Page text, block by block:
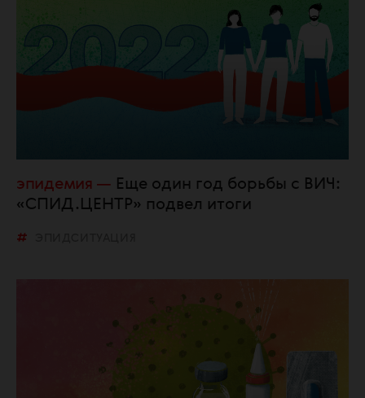
эпидемия
Еще один год борьбы с ВИЧ:
«СПИД.ЦЕНТР» подвел итоги